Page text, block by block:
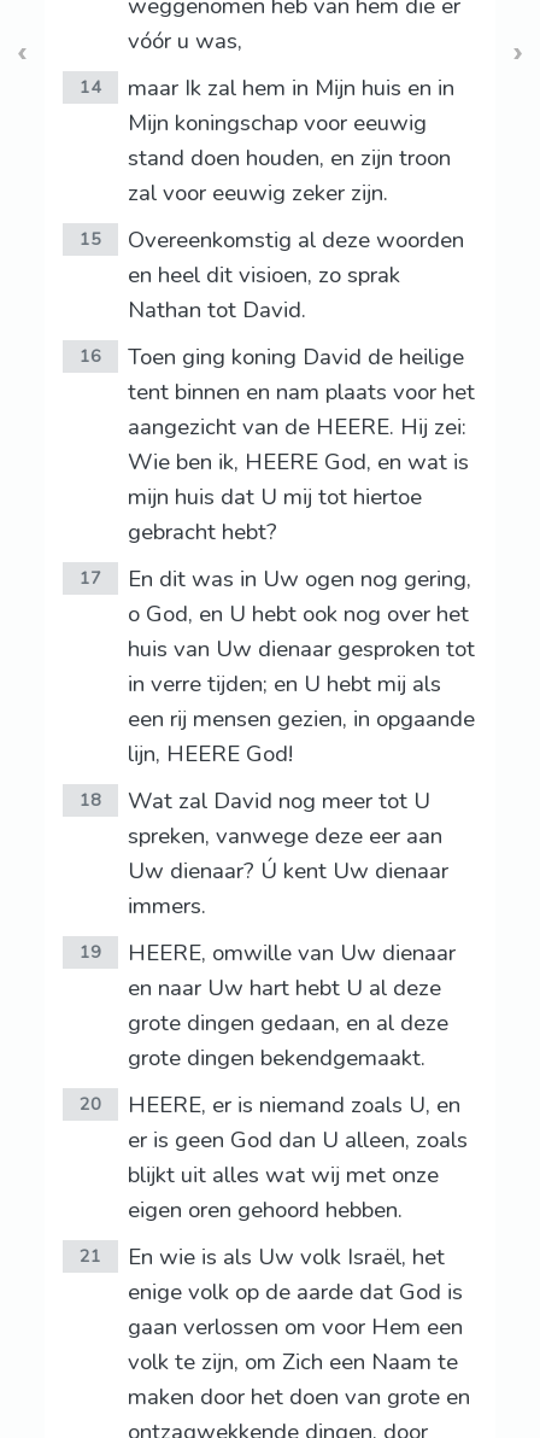
weggenomen heb van hem die er
vóór u was,
14
maar Ik zal hem in Mijn huis en in
Mijn koningschap voor eeuwig
stand doen houden, en zijn troon
zal voor eeuwig zeker zijn.
15
Overeenkomstig al deze woorden
en heel dit visioen, zo sprak
Nathan tot David.
16
Toen ging koning David de heilige
tent binnen en nam plaats voor het
aangezicht van de HEERE. Hij zei:
Wie ben ik, HEERE God, en wat is
mijn huis dat U mij tot hiertoe
gebracht hebt?
17
En dit was in Uw ogen nog gering,
o God, en U hebt ook nog over het
huis van Uw dienaar gesproken tot
in verre tijden; en U hebt mij als
een rij mensen gezien, in opgaande
lijn, HEERE God!
18
Wat zal David nog meer tot U
spreken, vanwege deze eer aan
Uw dienaar? Ú kent Uw dienaar
immers.
19
HEERE, omwille van Uw dienaar
en naar Uw hart hebt U al deze
grote dingen gedaan, en al deze
grote dingen bekendgemaakt.
20
HEERE, er is niemand zoals U, en
er is geen God dan U alleen, zoals
blijkt uit alles wat wij met onze
eigen oren gehoord hebben.
21
En wie is als Uw volk Israël, het
enige volk op de aarde dat God is
gaan verlossen om voor Hem een
volk te zijn, om Zich een Naam te
maken door het doen van grote en